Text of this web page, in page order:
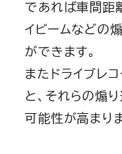
であれば車間距
イビームなどの
ができます。
またドライブレ
と、それらの煽
可能性が高まりま